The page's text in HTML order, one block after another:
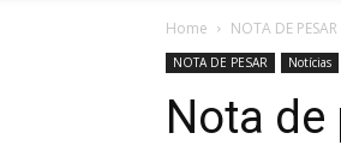
Home NOTA DE PESAR
NOTA DE PESAR Notícias
Nota de